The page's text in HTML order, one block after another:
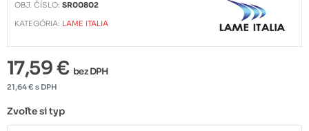
OBJ. ČÍSLO:SR00802
KATEGÓRIA: LAME ITALIA
17,59 € bez DPH
21,64 € s DPH
Zvoľte si typ